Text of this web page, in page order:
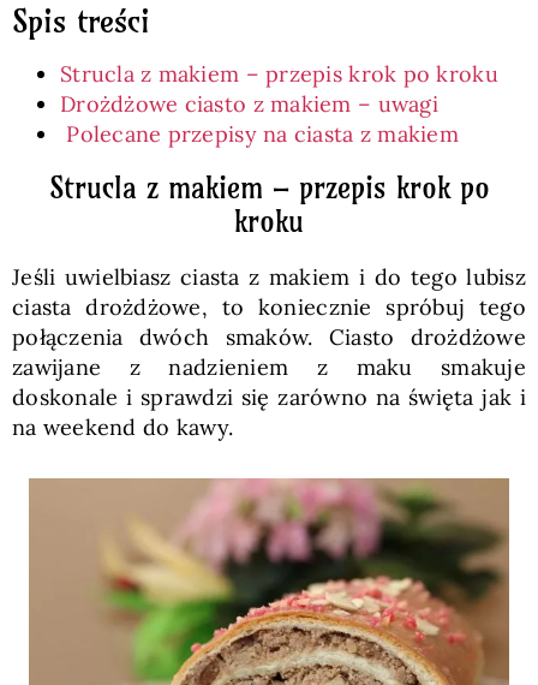
Spis treści
Strucla z makiem – przepis krok po kroku
Drożdżowe ciasto z makiem – uwagi
Polecane przepisy na ciasta z makiem
Strucla z makiem – przepis krok po
kroku
Jeśli uwielbiasz ciasta z makiem i do tego lubisz
ciasta drożdżowe, to koniecznie spróbuj tego
połączenia dwóch smaków. Ciasto drożdżowe
zawijane z nadzieniem z maku smakuje
doskonale i sprawdzi się zarówno na święta jak i
na weekend do kawy.